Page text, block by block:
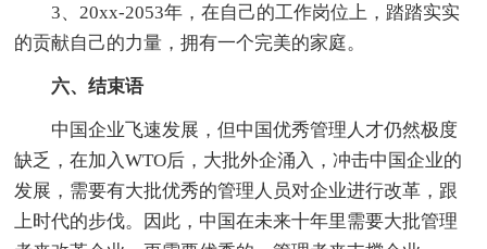
3、20xx-2053年，在自己的工作岗位上，踏踏实实
的贡献自己的力量，拥有一个完美的家庭。
六、结束语
中国企业飞速发展，但中国优秀管理人才仍然极度
缺乏，在加入WTO后，大批外企涌入，冲击中国企业的
发展，需要有大批优秀的管理人员对企业进行改革，跟
上时代的步伐。因此，中国在未来十年里需要大批管理